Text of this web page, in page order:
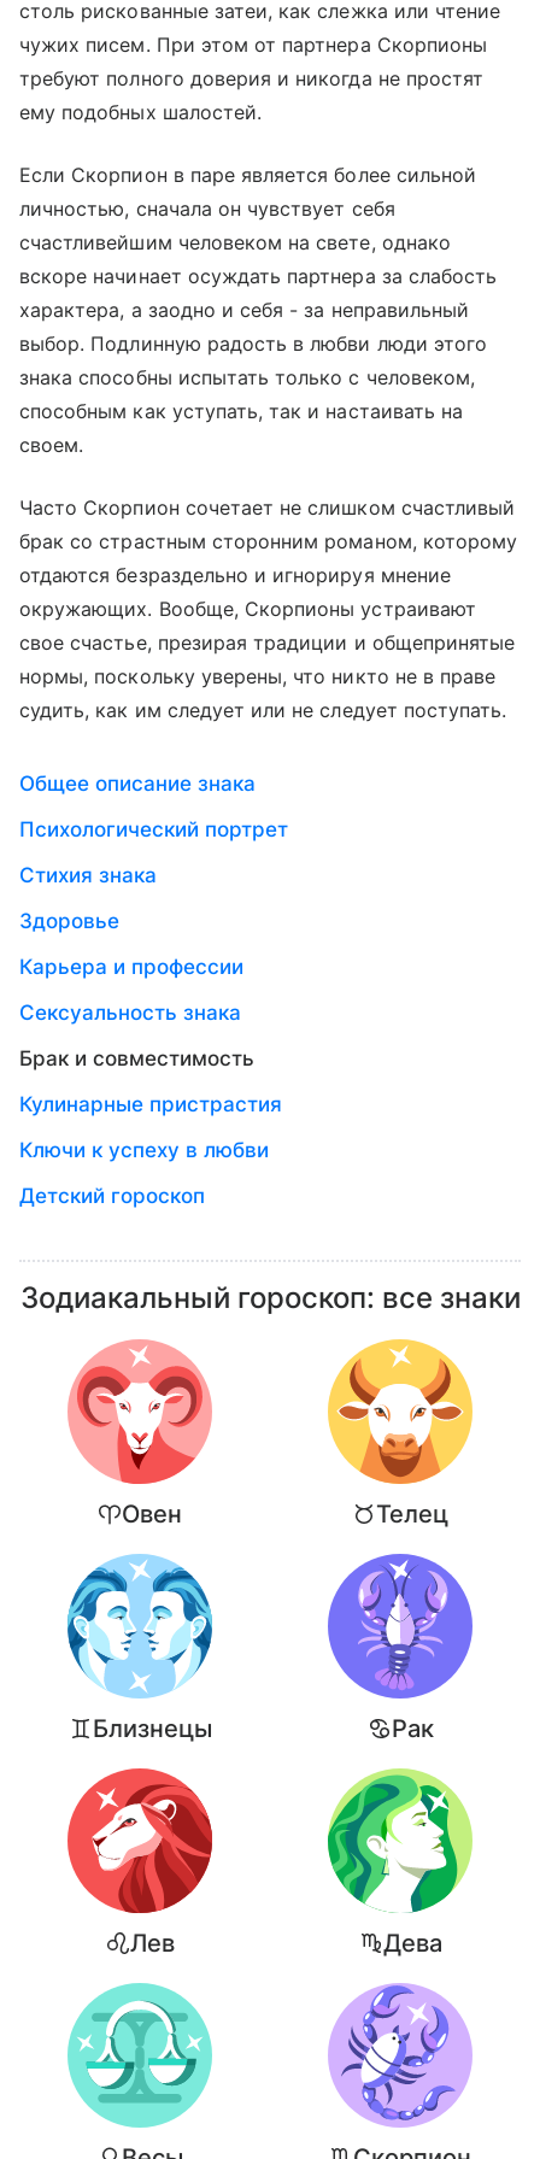
столь рискованные затеи, как слежка или чтение
чужих писем. При этом от партнера Скорпионы
требуют полного доверия и никогда не простят
ему подобных шалостей.
Если Скорпион в паре является более сильной
личностью, сначала он чувствует себя
счастливейшим человеком на свете, однако
вскоре начинает осуждать партнера за слабость
характера, а заодно и себя - за неправильный
выбор. Подлинную радость в любви люди этого
знака способны испытать только с человеком,
способным как уступать, так и настаивать на
своем.
Часто Скорпион сочетает не слишком счастливый
брак со страстным сторонним романом, которому
отдаются безраздельно и игнорируя мнение
окружающих. Вообще, Скорпионы устраивают
свое счастье, презирая традиции и общепринятые
нормы, поскольку уверены, что никто не в праве
судить, как им следует или не следует поступать.
Общее описание знака
Психологический портрет
Стихия знака
Здоровье
Карьера и профессии
Сексуальность знака
Брак и совместимость
Кулинарные пристрастия
Ключи к успеху в любви
Детский гороскоп
Зодиакальный гороскоп: все знаки
Овен Телец
Близнецы Рак
Лев Дева